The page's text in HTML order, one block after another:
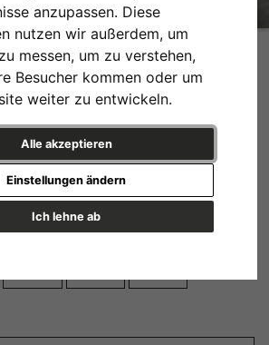
anzupassen. Diese
nutzen wir außerdem, um
messen, um zu verstehen,
Besucher kommen oder um
weiter zu entwickeln.
Alle akzeptieren
Ich lehne ab
Einstellungen ändern